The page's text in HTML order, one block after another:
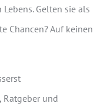
Gelten sie als
Chancen? Auf keinen
und